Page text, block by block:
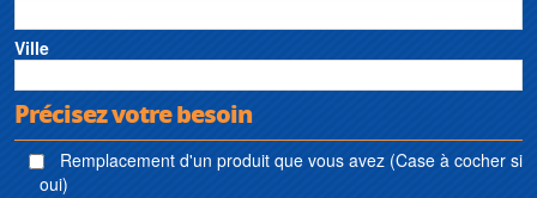
Ville
Précisez votre besoin
Remplacement d'un produit que vous avez (Case à cocher si
oui)